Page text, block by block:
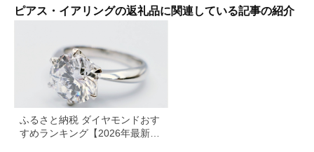
県 甲斐市 BQ-40
代人気 国産 手作り ハ
ンドメイド 茨城県 古
ピアス・イアリングの返礼品に関連している記事の紹介
ふるさと納税 ダイヤモンドおす
すめランキング【2026年最新】